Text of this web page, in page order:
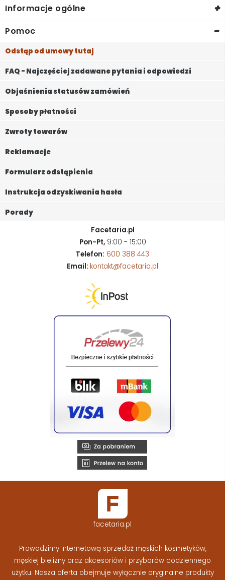
Informacje ogólne +
Pomoc -
Odstąp od umowy tutaj
FAQ - Najczęściej zadawane pytania i odpowiedzi
Objaśnienia statusów zamówień
Sposoby płatności
Zwroty towarów
Reklamacje
Formularz odstąpienia
Instrukcja odzyskiwania hasła
Porady
Facetaria.pl
Pon-Pt,9:00 - 15:00
Telefon: 600 388 443
Email: kontakt@facetaria.pl
facetaria.pl
Prowadzimy internetową sprzedaż męskich kosmetyków,
męskiej bielizny oraz akcesoriów i przyborów codziennego
użytku. Nasza oferta obejmuje wyłącznie oryginalne produkty